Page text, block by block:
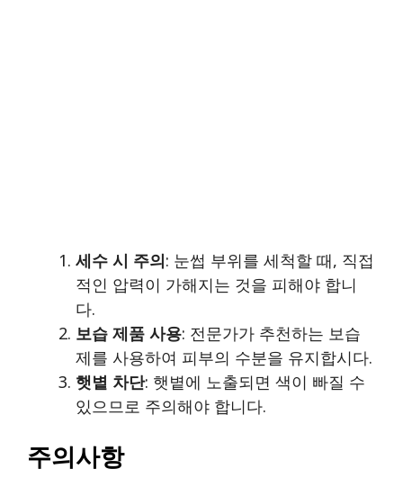
세수 시 주의: 눈썹 부위를 세척할 때, 직접
적인 압력이 가해지는 것을 피해야 합니
다.
보습 제품 사용: 전문가가 추천하는 보습
제를 사용하여 피부의 수분을 유지합시다.
햇볕 차단: 햇볕에 노출되면 색이 빠질 수
있으므로 주의해야 합니다.
주의사항